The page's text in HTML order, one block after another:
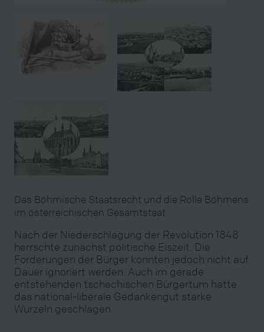
Das Böhmische Staatsrecht und die Rolle Böhmens
im österreichischen Gesamtstaat
Nach der Niederschlagung der Revolution 1848
herrschte zunächst politische Eiszeit. Die
Forderungen der Bürger konnten jedoch nicht auf
Dauer ignoriert werden. Auch im gerade
entstehenden tschechischen Bürgertum hatte
das national-liberale Gedankengut starke
Wurzeln geschlagen.